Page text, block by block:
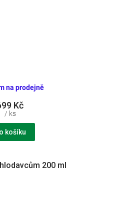
na prodejně
Kč
/ ks
košíku
200 ml